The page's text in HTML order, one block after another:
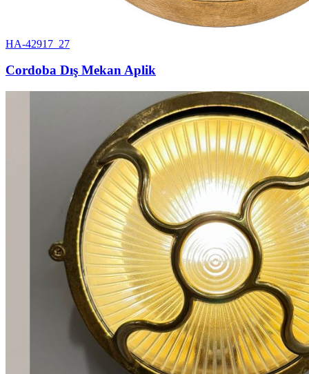
HA-42917_27
Cordoba Dış Mekan Aplik